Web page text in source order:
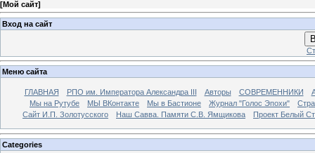
[Мой сайт]
Вход на сайт
Меню сайта
ГЛАВНАЯ РПО им. Императора Александра III Авторы СОВРЕМЕННИКИ
Мы на Рутубе
МЫ ВКонтакте Мы в Бастионе Журнал "Голос Эпохи"
Сайт И.П. Золотусского
Наш Савва. Памяти С.В. Ямщикова Проект Белый
Categories